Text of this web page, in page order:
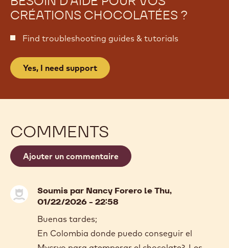
BESOIN D'AIDE POUR VOS
CRÉATIONS CHOCOLATÉES ?
Find troubleshooting guides & tutorials
Yes, I need support